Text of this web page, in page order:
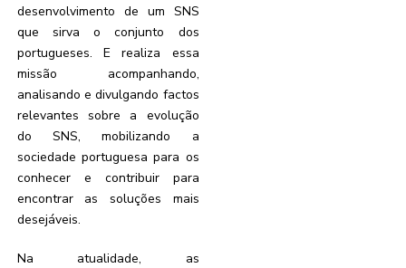
desenvolvimento de um SNS
que sirva o conjunto dos
portugueses. E realiza essa
missão acompanhando,
analisando e divulgando factos
relevantes sobre a evolução
do SNS, mobilizando a
sociedade portuguesa para os
conhecer e contribuir para
encontrar as soluções mais
desejáveis.
Na atualidade, as